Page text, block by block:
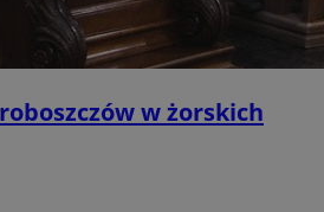
w żorskich